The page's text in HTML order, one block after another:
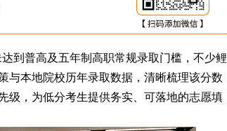
到普高及五年制高职常规录取门槛，不少鲤
与本地院校历年录取数据，清晰梳理该分数
级，为低分考生提供务实、可落地的志愿填